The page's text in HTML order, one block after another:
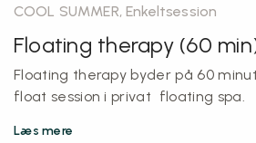
COOL SUMMER, Enkeltsession
Floating therapy (60
Floating therapy byder på 60
float session i privat floating spa.
Læs mere